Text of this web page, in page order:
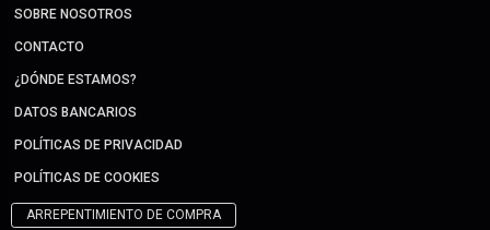
SOBRE NOSOTROS
CONTACTO
¿DÓNDE ESTAMOS?
DATOS BANCARIOS
POLÍTICAS DE PRIVACIDAD
POLÍTICAS DE COOKIES
ARREPENTIMIENTO DE COMPRA